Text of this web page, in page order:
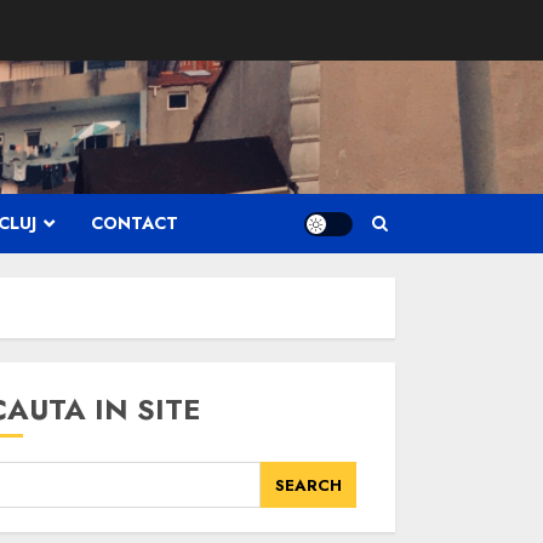
CONTACT
IN SITE
SEARCH